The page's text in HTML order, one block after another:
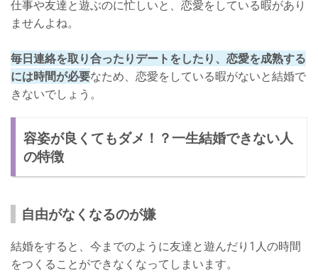
仕事や友達と遊ぶのに忙しいと、恋愛をしている暇があり
ませんよね。
毎日連絡を取り合ったりデートをしたり、恋愛を成熟する
には時間が必要なため、恋愛をしている暇がないと結婚で
きないでしょう。
容姿が良くてもダメ！？一生結婚できない人
の特徴
自由がなくなるのが嫌
結婚をすると、今までのように友達と遊んだり1人の時間
をつくることができなくなってしまいます。